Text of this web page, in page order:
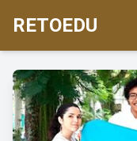
RETOEDU